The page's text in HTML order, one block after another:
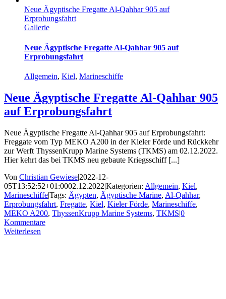
Neue Ägyptische Fregatte Al-Qahhar 905 auf
Erprobungsfahrt
Gallerie
Neue Ägyptische Fregatte Al-Qahhar 905 auf
Erprobungsfahrt
Allgemein, Kiel, Marineschiffe
Neue Ägyptische Fregatte Al-Qahhar 905
auf Erprobungsfahrt
Neue Ägyptische Fregatte Al-Qahhar 905 auf Erprobungsfahrt:
Freggate vom Typ MEKO A200 in der Kieler Förde und Rückkehr
zur Werft ThyssenKrupp Marine Systems (TKMS) am 02.12.2022.
Hier kehrt das bei TKMS neu gebaute Kriegsschiff [...]
Von Christian Gewiese|2022-12-
05T13:52:52+01:0002.12.2022|Kategorien: Allgemein, Kiel,
Marineschiffe|Tags: Ägypten, Ägyptische Marine, Al-Qahhar,
Erprobungsfahrt, Fregatte, Kiel, Kieler Förde, Marineschiffe,
MEKO A200, ThyssenKrupp Marine Systems, TKMS|0
Kommentare
Weiterlesen